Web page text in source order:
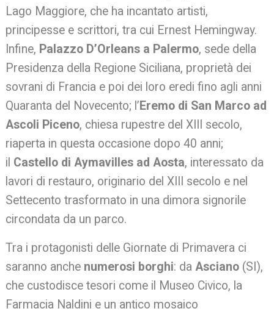
Lago Maggiore, che ha incantato artisti,
principesse e scrittori, tra cui Ernest Hemingway.
Infine, Palazzo D’Orleans a Palermo, sede della
Presidenza della Regione Siciliana, proprietà dei
sovrani di Francia e poi dei loro eredi fino agli anni
Quaranta del Novecento; l’Eremo di San Marco ad
Ascoli Piceno, chiesa rupestre del XIII secolo,
riaperta in questa occasione dopo 40 anni;
il Castello di Aymavilles ad Aosta, interessato da
lavori di restauro, originario del XIII secolo e nel
Settecento trasformato in una dimora signorile
circondata da un parco.
Tra i protagonisti delle Giornate di Primavera ci
saranno anche numerosi borghi: daAsciano (SI),
che custodisce tesori come il Museo Civico, la
Farmacia Naldini e un antico mosaico